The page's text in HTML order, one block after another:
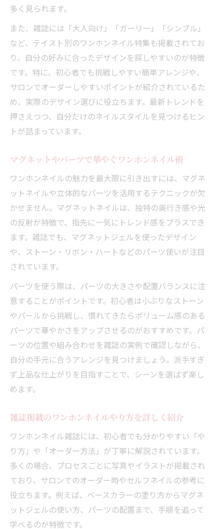
多く見られます。
また、雑誌には「大人向け」「ガーリー」「シンプル」
など、テイスト別のワンホンネイル特集も掲載されてお
り、自分の好みに合ったデザインを探しやすいのが特徴
です。特に、初心者でも挑戦しやすい簡単アレンジや、
サロンでオーダーしやすいポイントが紹介されているた
め、実際のデザイン選びに役立ちます。最新トレンドを
押さえつつ、自分だけのネイルスタイルを見つけるヒン
トが詰まっています。
マグネットやパーツで華やぐワンホンネイル術
ワンホンネイルの魅力を最大限に引き出すには、マグネ
ットネイルや立体的なパーツを活用するテクニックが欠
かせません。マグネットネイルは、独特の奥行き感や光
の反射が特徴で、指先に一気にトレンド感をプラスでき
ます。雑誌でも、マグネットジェルを使ったデザイン
や、ストーン・リボン・ハートなどのパーツ使いが注目
されています。
パーツを使う際は、パーツの大きさや配置バランスに注
意することがポイントです。初心者は小ぶりなストーン
やパールから挑戦し、慣れてきたらボリューム感のある
パーツで華やかさをアップさせるのがおすすめです。パ
ーツの位置や組み合わせを雑誌の実例で確認しながら、
自分の手元に合うアレンジを見つけましょう。派手すぎ
ず上品な仕上がりを目指すことで、シーンを選ばず楽し
めます。
雑誌掲載のワンホンネイルやり方を詳しく紹介
ワンホンネイル雑誌には、初心者でも分かりやすい「や
り方」や「オーダー方法」が丁寧に解説されています。
多くの場合、プロセスごとに写真やイラストが掲載され
ており、サロンでのオーダー時やセルフネイルの参考に
役立ちます。例えば、ベースカラーの塗り方からマグネ
ットジェルの使い方、パーツの配置まで、手順を追って
学べるのが特徴です。